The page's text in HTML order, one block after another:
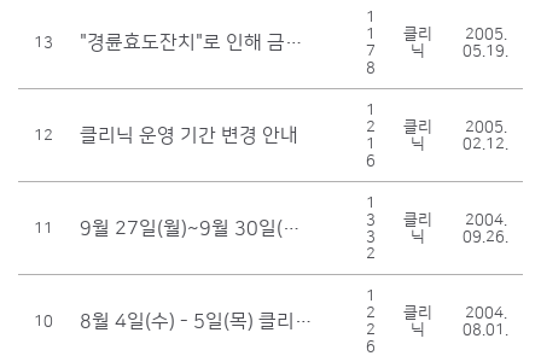
13 "경륜효도잔치"로 인해 금일(19일) 운영하지 않습니다.
1
1
7
8
클리
닉
2005.
05.19.
12 클리닉 운영 기간 변경 안내
1
2
1
6
클리
닉
2005.
02.12.
11 9월 27일(월)~9월 30일(목) 클리닉을 운영하지 않습니다.
1
3
3
2
클리
닉
2004.
09.26.
10 8월 4일(수) - 5일(목) 클리닉 휴무입니다.
1
2
2
6
클리
닉
2004.
08.01.